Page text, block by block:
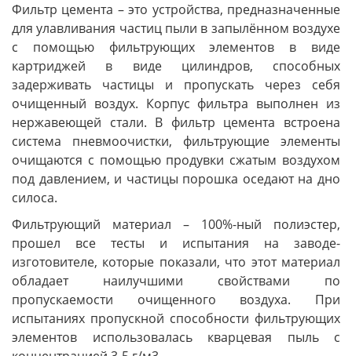
Фильтр цемента – это устройства, предназначенные
для улавливания частиц пыли в запылённом воздухе
с помощью фильтрующих элементов в виде
картриджей в виде цилиндров, способных
задерживать частицы и пропускать через себя
очищенный воздух. Корпус фильтра выполнен из
нержавеющей стали. В фильтр цемента встроена
система пневмоочистки, фильтрующие элементы
очищаются с помощью продувки сжатым воздухом
под давлением, и частицы порошка оседают на дно
силоса.
Фильтрующий материал – 100%-ный полиэстер,
прошел все тесты и испытания на заводе-
изготовителе, которые показали, что этот материал
обладает наилучшими свойствами по
пропускаемости очищенного воздуха. При
испытаниях пропускной способности фильтрующих
элементов использовалась кварцевая пыль с